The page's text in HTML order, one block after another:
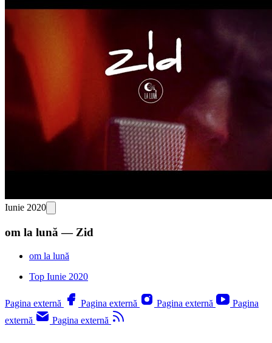
Iunie 2020
om la lună — Zid
om la lună
Top Iunie 2020
Pagina externă Pagina externă Pagina externă
Pagina
externă
Pagina externă